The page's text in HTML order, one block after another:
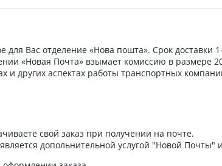
для Вас отделение «Нова пошта». Срок доставки
«Новая Почта» взымает комиссию в размере
и других аспектах работы транспортных
свой заказ при получении на почте.
допольнительной услугой "Новой Почты"